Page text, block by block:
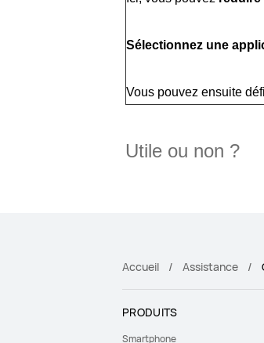
Sélectionnez une
Vous pouvez ensuite
Utile ou non ?
Accueil Assistance
PRODUITS
Smartphone